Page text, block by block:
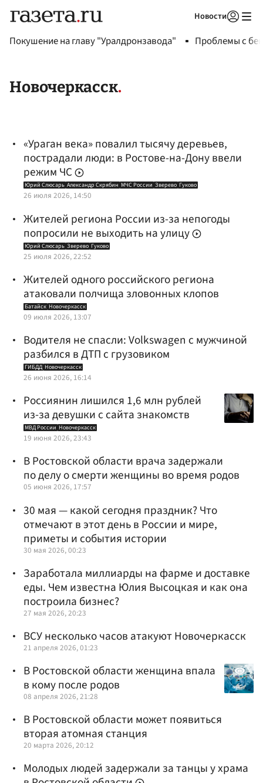
Новости
Покушение на главу "Уралдронзавода" Проблемы с
Новочеркасск
«Ураган века» повалил тысячу деревьев,
пострадали люди: в Ростове-на-Дону ввели
режим ЧС
Юрий Слюсарь Александр Скрябин МЧС России Зверево Гуково
26 июля 2026, 14:50
Жителей региона России из-за непогоды
попросили не выходить на улицу
Юрий Слюсарь Зверево Гуково
25 июля 2026, 22:52
Жителей одного российского региона
атаковали полчища зловонных клопов
Батайск Новочеркасск
09 июля 2026, 13:07
Водителя не спасли: Volkswagen с мужчиной
разбился в ДТП с грузовиком
ГИБДД Новочеркасск
26 июня 2026, 16:14
Россиянин лишился 1,6 млн рублей
из-за девушки с сайта знакомств
МВД России Новочеркасск
19 июня 2026, 23:43
В Ростовской области врача задержали
по делу о смерти женщины во время родов
05 июня 2026, 17:57
30 мая — какой сегодня праздник? Что
отмечают в этот день в России и мире,
приметы и события истории
30 мая 2026, 00:23
Заработала миллиарды на фарме и доставке
еды. Чем известна Юлия Высоцкая и как она
построила бизнес?
27 мая 2026, 20:23
ВСУ несколько часов атакуют Новочеркасск
21 апреля 2026, 01:23
В Ростовской области женщина впала
в кому после родов
08 апреля 2026, 21:28
В Ростовской области может появиться
вторая атомная станция
20 марта 2026, 20:12
Молодых людей задержали за танцы у храма